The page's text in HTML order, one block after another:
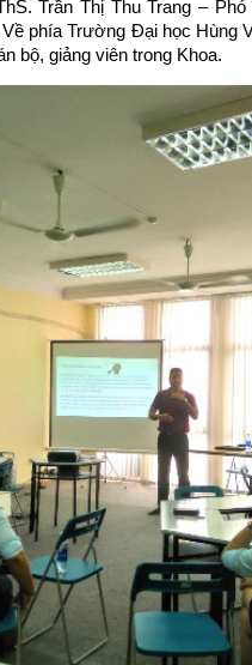
Trần Thị Thu Trang –
phía Trường Đại học Hùng
bộ, giảng viên trong Khoa.